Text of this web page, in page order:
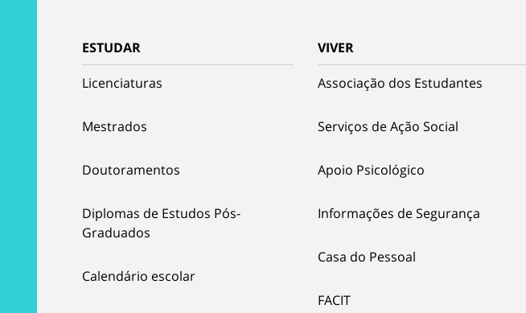
ESTUDAR
Licenciaturas
Mestrados
Doutoramentos
Diplomas de Estudos Pós-
Graduados
Calendário escolar
VIVER
Associação dos Estudantes
Serviços de Ação Social
Apoio Psicológico
Informações de Segurança
Casa do Pessoal
FACIT